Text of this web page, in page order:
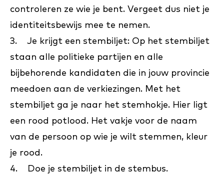
controleren ze wie je bent. Vergeet dus niet je
identiteitsbewijs mee te nemen.
3. Je krijgt een stembiljet: Op het stembiljet
staan alle politieke partijen en alle
bijbehorende kandidaten die in jouw provincie
meedoen aan de verkiezingen. Met het
stembiljet ga je naar het stemhokje. Hier ligt
een rood potlood. Het vakje voor de naam
van de persoon op wie je wilt stemmen, kleur
je rood.
4. Doe je stembiljet in de stembus.